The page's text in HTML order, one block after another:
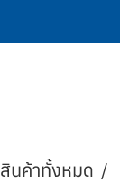
สินค้าทั้งหมด